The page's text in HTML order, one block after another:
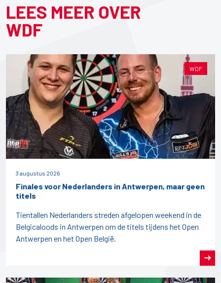
LEES MEER OVER
WDF
WDF
3 augustus 2026
Finales voor Nederlanders in Antwerpen, maar geen
titels
Tientallen Nederlanders streden afgelopen weekend in de
Belgicaloods in Antwerpen om de titels tijdens het Open
Antwerpen en het Open België.